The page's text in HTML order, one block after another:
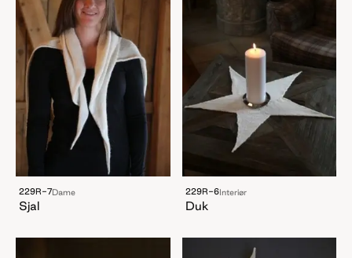
229R-7Dame
Sjal
229R-6Interiør
Duk